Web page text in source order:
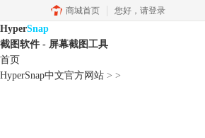
商城首页 您好， 请登录
HyperSnap
截图软件 - 屏幕截图工具
首页
HyperSnap中文官方网站 > >